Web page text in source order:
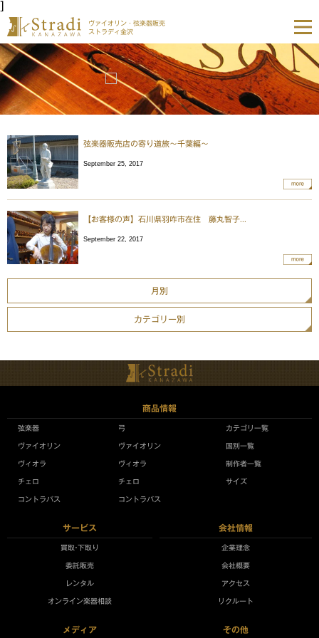
]
ヴァイオリン・弦楽器販売
ストラディ金沢
弦楽器販売店の寄り道旅〜千葉編〜
September 25, 2017
more
【お客様の声】石川県羽咋市在住 藤丸智子...
September 22, 2017
月別
カテゴリー別
商品情報
弦楽器
ヴァイオリン
ヴィオラ
チェロ
コントラバス
弓
ヴァイオリン
ヴィオラ
チェロ
コントラバス
カテゴリ一覧
国別一覧
制作者一覧
サイズ
サービス
買取•下取り
委託販売
レンタル
オンライン楽器相談
会社情報
企業理念
会社概要
アクセス
リクルート
メディア その他